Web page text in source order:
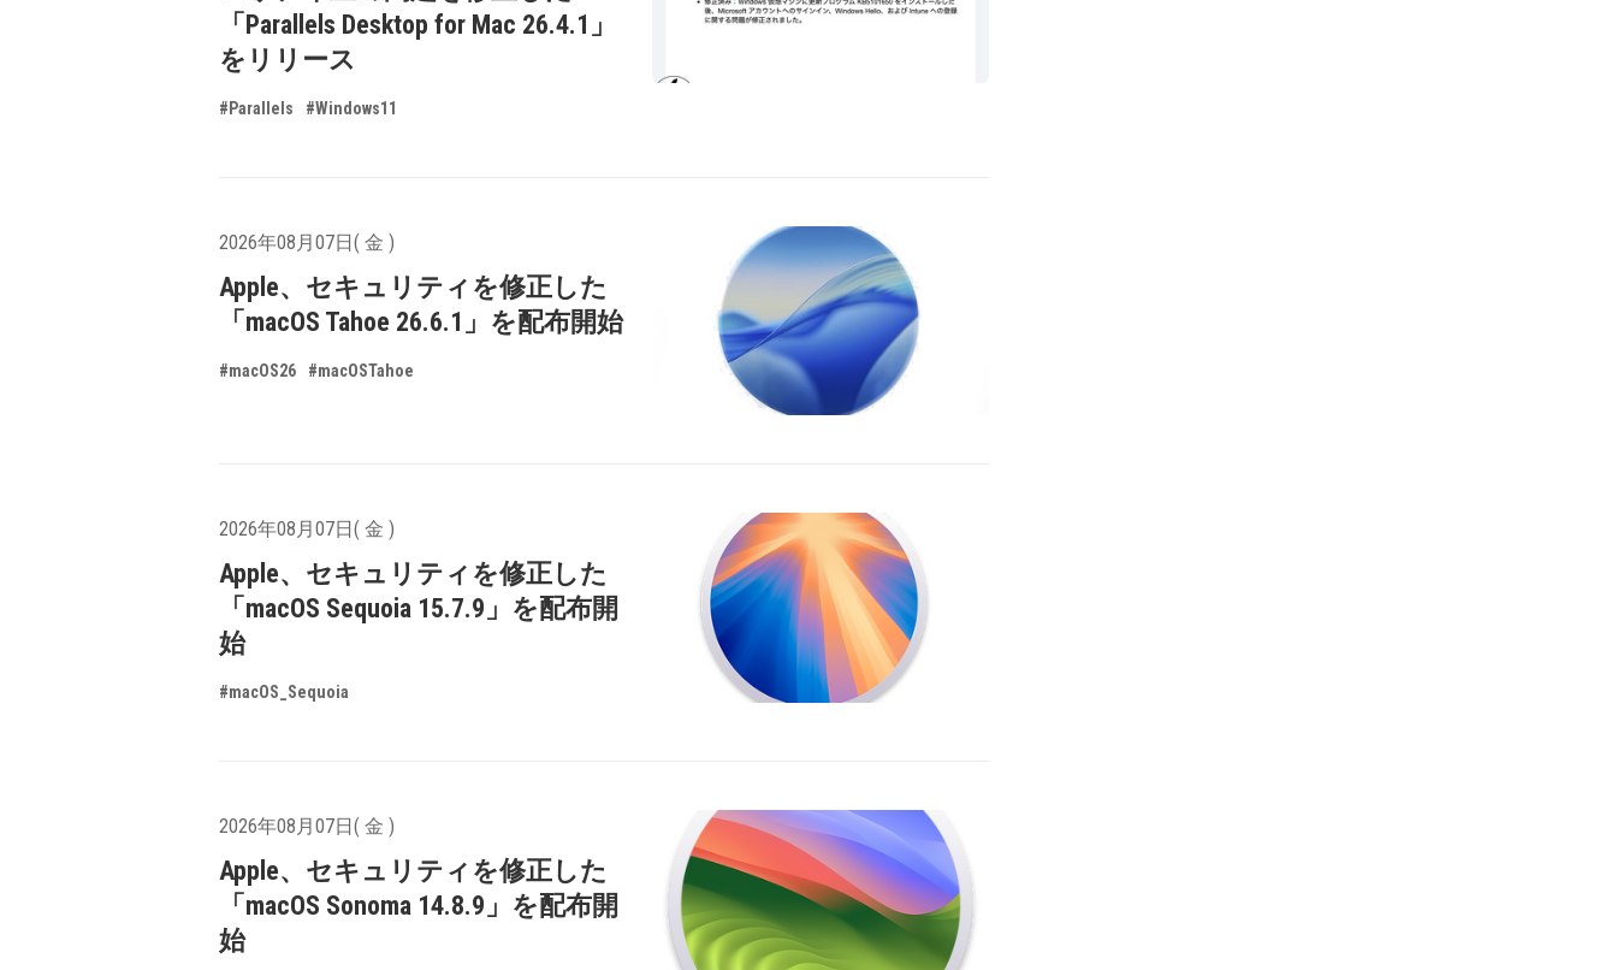
「Parallels Desktop for Mac 26.4.1」
をリリース
#Parallels #Windows11
2026年08月07日( 金 )
Apple、セキュリティを修正した
「macOS Tahoe 26.6.1」を配布開始
#macOS26 #macOSTahoe
2026年08月07日( 金 )
Apple、セキュリティを修正した
「macOS Sequoia 15.7.9」を配布開
始
#macOS_Sequoia
2026年08月07日( 金 )
Apple、セキュリティを修正した
「macOS Sonoma 14.8.9」を配布開
始